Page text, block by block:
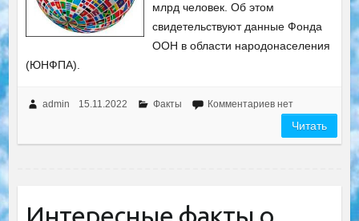
млрд человек. Об этом
свидетельствуют данные Фонда
ООН в области народонаселения
(ЮНФПА).
admin 15.11.2022 Факты Комментариев нет
Читать